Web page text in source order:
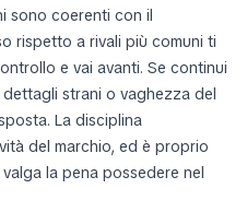
sono coerenti con il
rispetto a rivali più comuni ti
e vai avanti. Se continui
strani o vaghezza del
La disciplina
del marchio, ed è proprio
la pena possedere nel